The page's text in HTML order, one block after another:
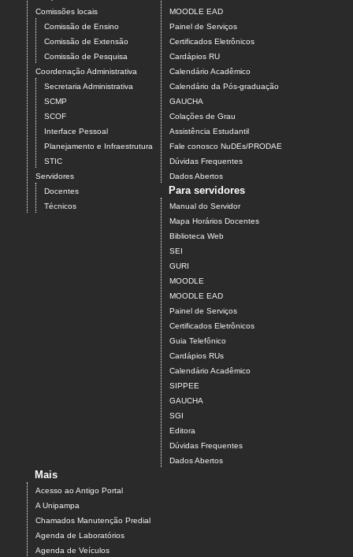
Comissões locais
Comissão de Ensino
Comissão de Extensão
Comissão de Pesquisa
Coordenação Administrativa
Secretaria Administrativa
SCMP
SCOF
Interface Pessoal
Planejamento e Infraestrutura
STIC
Servidores
Docentes
Técnicos
MOODLE EAD
Painel de Serviços
Certificados Eletrônicos
Cardápios RU
Calendário Acadêmico
Calendário da Pós-graduação
GAUCHA
Colações de Grau
Assistência Estudantil
Fale conosco NuDEs/PRODAE
Dúvidas Frequentes
Dados Abertos
Para servidores
Manual do Servidor
Mapa Horários Docentes
Biblioteca Web
SEI
GURI
MOODLE
MOODLE EAD
Painel de Serviços
Certificados Eletrônicos
Guia Telefônico
Cardápios RUs
Calendário Acadêmico
SIPPEE
GAUCHA
SGI
Editora
Dúvidas Frequentes
Dados Abertos
Mais
Acesso ao Antigo Portal
A Unipampa
Chamados Manutenção Predial
Agenda de Laboratórios
Agenda de Veículos